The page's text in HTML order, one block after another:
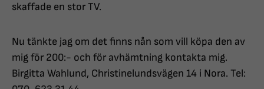
skaffade en stor TV.
Nu tänkte jag om det finns nån som vill köpa den av
mig för 200:- och för avhämtning kontakta mig.
Birgitta Wahlund, Christinelundsvägen 14 i Nora. Tel: